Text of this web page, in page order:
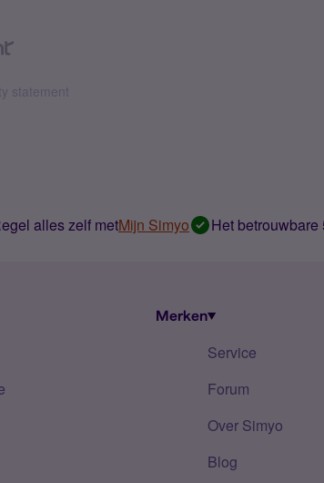
statement
alles zelf metMijn Simyo Het betrouwbare
Merken
Service
Forum
Over Simyo
Blog